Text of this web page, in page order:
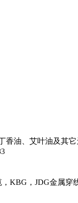
油、艾叶油及其
KBG，JDG金属穿